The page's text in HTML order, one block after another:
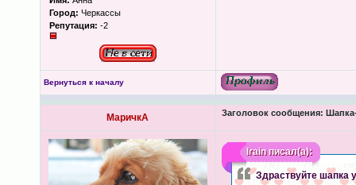
Город: Черкассы
Репутация: -2
Вернуться к началу
МаричкА Заголовок сообщения:
lrainписал(а):
Здраствуйте шапка